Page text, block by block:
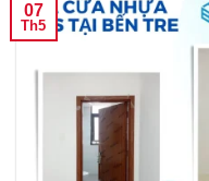
07
Th5